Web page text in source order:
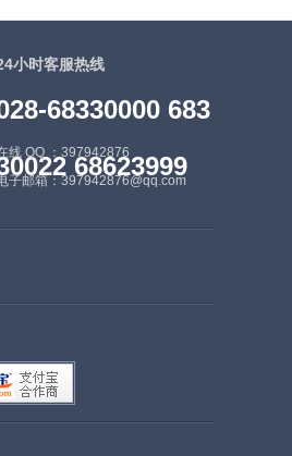
巢湖区。2017年11
景点:半汤温泉位
记载：“山有二泉，一
暖合流。”因有半汤之
半汤温泉的历史十分悠
在秦汉，此处温泉就
发现和利用。唐代诗
识炎凉”的诗句。温
泉水清冽，无色透
中含有30多种活性元
小时客服热线
68330000 683
68623999
线 QQ ：397942876
子邮箱：397942876@qq.com